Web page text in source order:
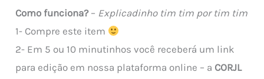
Como funciona?– Explicadinho tim tim por tim tim
1- Compre este item
2- Em 5 ou 10 minutinhos você receberá um link
para edição em nossa plataforma online – a CORJL